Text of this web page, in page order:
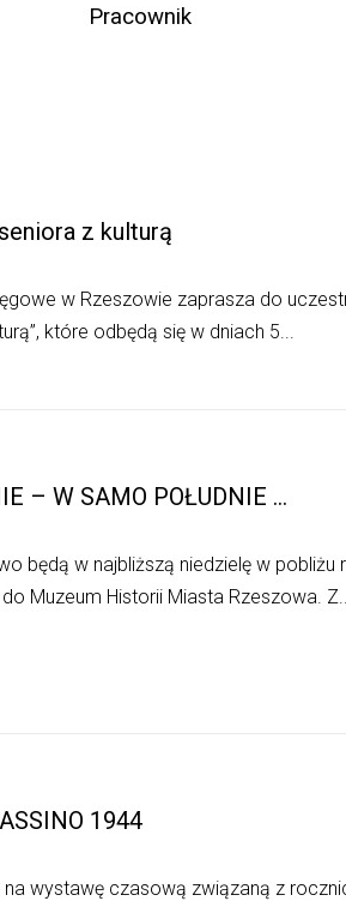
Pracownik
z kulturą
w Rzeszowie zaprasza do
które odbędą się w dniach 5...
– W SAMO POŁUDNIE …
będą w najbliższą niedzielę w pobliżu
Muzeum Historii Miasta Rzeszowa. Z...
1944
wystawę czasową związaną z